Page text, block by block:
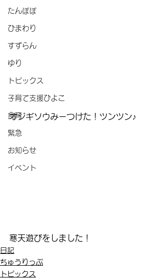
たんぽぽ
ひまわり
すずらん
ゆり
トピックス
子育て支援ひよこ
食育
緊急
お知らせ
イベント
オジギソウみーつけた！ツンツン♪
寒天遊びをしました！
日記
ちゅうりっぷ
トピックス